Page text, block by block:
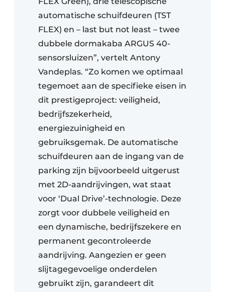
automatische schuifdeuren (TST
FLEX) en – last but not least – twee
dubbele dormakaba ARGUS 40-
sensorsluizen”, vertelt Antony
Vandeplas. “Zo komen we optimaal
tegemoet aan de specifieke eisen in
dit prestigeproject: veiligheid,
bedrijfszekerheid,
energiezuinigheid en
gebruiksgemak. De automatische
schuifdeuren aan de ingang van de
parking zijn bijvoorbeeld uitgerust
met 2D-aandrijvingen, wat staat
voor ‘Dual Drive’-technologie. Deze
zorgt voor dubbele veiligheid en
een dynamische, bedrijfszekere en
permanent gecontroleerde
aandrijving. Aangezien er geen
slijtagegevoelige onderdelen
gebruikt zijn, garandeert dit